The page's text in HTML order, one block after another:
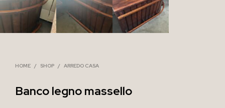
HOME / SHOP / ARREDO CASA
Banco legno massello